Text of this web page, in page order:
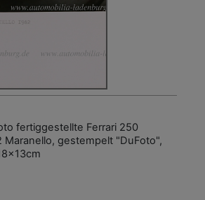
fertiggestellte Ferrari 250
Maranello, gestempelt "DuFoto",